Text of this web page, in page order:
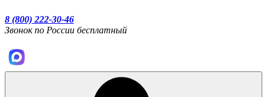
8 (800) 222-30-46
Звонок по России бесплатный